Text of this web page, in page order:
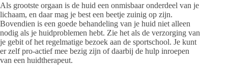
Als grootste orgaan is de huid een onmisbaar onderdeel van je
lichaam, en daar mag je best een beetje zuinig op zijn.
Bovendien is een goede behandeling van je huid niet alleen
nodig als je huidproblemen hebt. Zie het als de verzorging van
je gebit of het regelmatige bezoek aan de sportschool. Je kunt
er zelf pro-actief mee bezig zijn of daarbij de hulp inroepen
van een huidtherapeut.